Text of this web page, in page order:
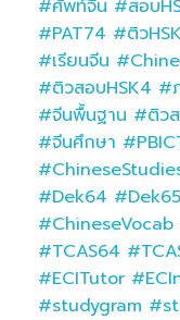
#ศัพท์จีน #สอบ
#PAT74 #ติวHSK
#เรียนจีน
#ติวสอบHSK4 #
#จีนพื้นฐาน #ติว
#จีนศึกษา
#Dek64 #Dek65
#ChineseVocab
#TCAS64
#ECITutor
#studygram